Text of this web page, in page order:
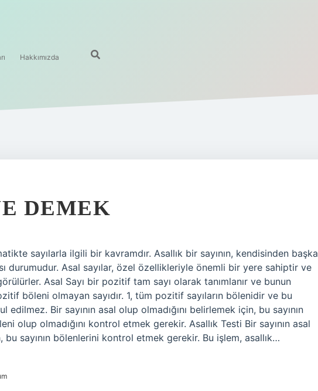
Hakkımızda
DEMEK
sayılarla ilgili bir kavramdır. Asallık bir sayının, kendisinden başka
durumudur. Asal sayılar, özel özellikleriyle önemli bir yere sahiptir ve
Asal Sayı bir pozitif tam sayı olarak tanımlanır ve bunun
böleni olmayan sayıdır. 1, tüm pozitif sayıların bölenidir ve bu
edilmez. Bir sayının asal olup olmadığını belirlemek için, bu sayının
olup olmadığını kontrol etmek gerekir. Asallık Testi Bir sayının asal
bu sayının bölenlerini kontrol etmek gerekir. Bu işlem, asallık…